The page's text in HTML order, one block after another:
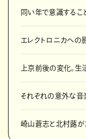
同い年で意識するこ
エレクトロニカへの
上京前後の変化。
それぞれの意外な音
崎山蒼志と北村蕗が